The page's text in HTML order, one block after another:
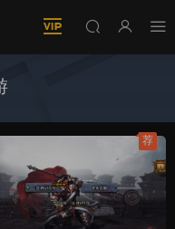
荐